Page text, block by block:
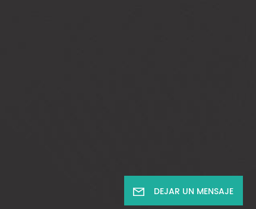
DEJAR UN MENSAJE